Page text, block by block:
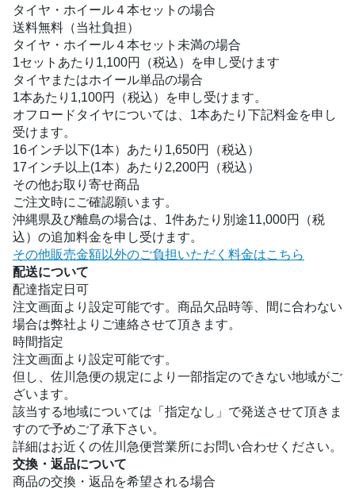
タイヤ・ホイール４本セットの場合
送料無料（当社負担）
タイヤ・ホイール４本セット未満の場合
1セットあたり1,100円（税込）を申し受けます
タイヤまたはホイール単品の場合
1本あたり1,100円（税込）を申し受けます。
オフロードタイヤについては、1本あたり下記料金を申し
受けます。
16インチ以下(1本）あたり1,650円（税込）
17インチ以上(1本）あたり2,200円（税込）
その他お取り寄せ商品
ご注文時にご確認願います。
沖縄県及び離島の場合は、1件あたり別途11,000円（税
込）の追加料金を申し受けます。
その他販売金額以外のご負担いただく料金はこちら
配送について
配達指定日可
注文画面より設定可能です。商品欠品時等、間に合わない
場合は弊社よりご連絡させて頂きます。
時間指定
注文画面より設定可能です。
但し、佐川急便の規定により一部指定のできない地域がご
ざいます。
該当する地域については「指定なし」で発送させて頂きま
すので予めご了承下さい。
詳細はお近くの佐川急便営業所にお問い合わせください。
交換・返品について
商品の交換・返品を希望される場合